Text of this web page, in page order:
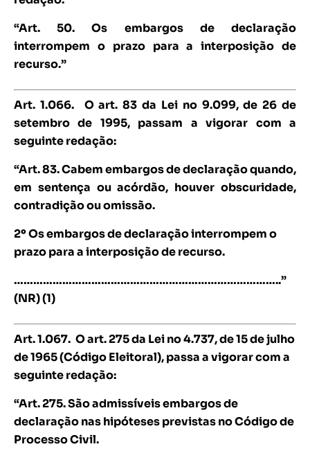
“Art. 50. Os embargos de declaração
interrompem o prazo para a interposição de
recurso.”
Art. 1.066.
O art. 83 da Lei no 9.099, de 26 de
setembro de 1995, passam a vigorar com a
seguinte redação:
“Art. 83. Cabem embargos de declaração quando,
em sentença ou acórdão, houver obscuridade,
contradição ou omissão.
2º Os embargos de declaração interrompem o
prazo para a interposição de recurso.
………………………………………………………………………..”
(NR) (1)
Art. 1.067. O art. 275 da Lei no 4.737, de 15 de julho
de 1965 (Código Eleitoral), passa a vigorar com a
seguinte redação:
“Art. 275. São admissíveis embargos de
declaração nas hipóteses previstas no Código de
Processo Civil.